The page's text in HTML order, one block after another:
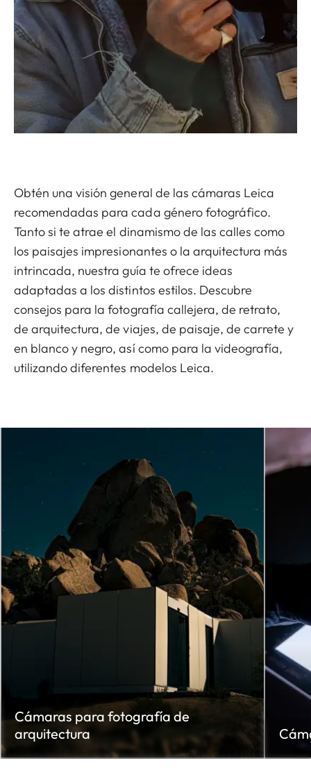
Obtén una visión general de las cámaras Leica
recomendadas para cada género fotográfico.
Tanto si te atrae el dinamismo de las calles como
los paisajes impresionantes o la arquitectura más
intrincada, nuestra guía te ofrece ideas
adaptadas a los distintos estilos. Descubre
consejos para la fotografía callejera, de retrato,
de arquitectura, de viajes, de paisaje, de carrete y
en blanco y negro, así como para la videografía,
utilizando diferentes modelos Leica.
Cámaras para fotografía de
arquitectura